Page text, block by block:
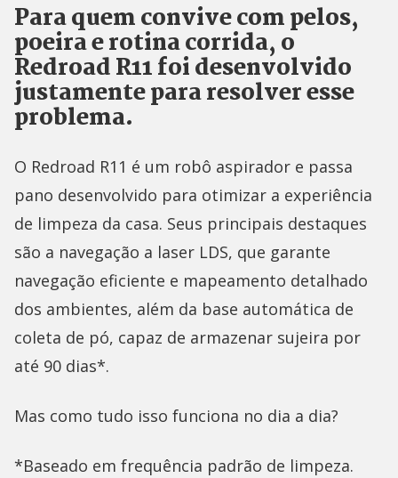
Para quem convive com pelos,
poeira e rotina corrida, o
Redroad R11 foi desenvolvido
justamente para resolver esse
problema.
O Redroad R11 é um robô aspirador e passa
pano desenvolvido para otimizar a experiência
de limpeza da casa. Seus principais destaques
são a navegação a laser LDS, que garante
navegação eficiente e mapeamento detalhado
dos ambientes, além da base automática de
coleta de pó, capaz de armazenar sujeira por
até 90 dias*.
Mas como tudo isso funciona no dia a dia?
*Baseado em frequência padrão de limpeza.